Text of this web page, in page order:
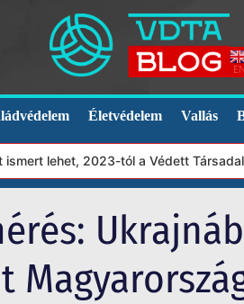
Életvédelem Vallás
2023-tól a Védett Társadalom